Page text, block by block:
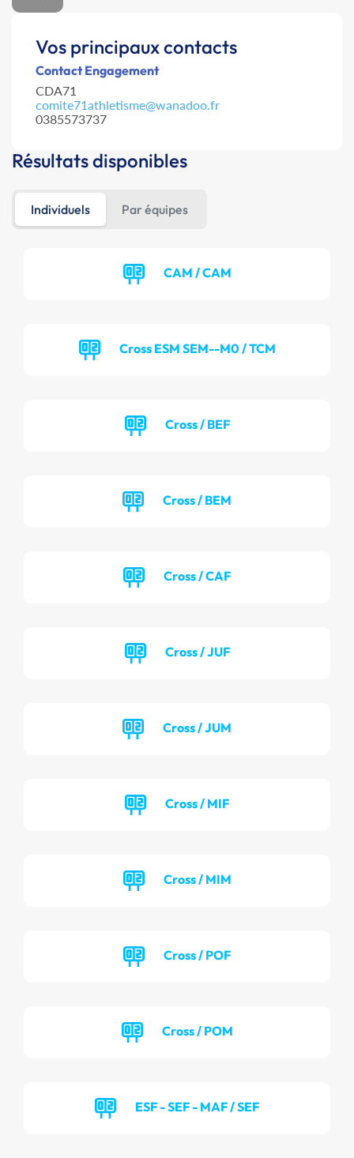
Vos principaux contacts
Contact Engagement
CDA71
comite71athletisme@wanadoo.fr
0385573737
Résultats disponibles
Individuels Par équipes
CAM / CAM
Cross ESM SEM--M0 / TCM
Cross / BEF
Cross / BEM
Cross / CAF
Cross / JUF
Cross / JUM
Cross / MIF
Cross / MIM
Cross / POF
Cross / POM
ESF - SEF - MAF / SEF